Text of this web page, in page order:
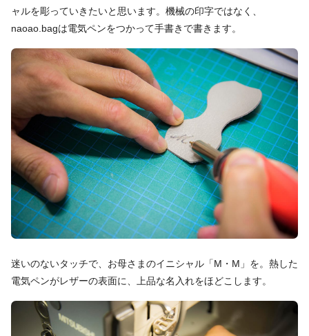
ャルを彫っていきたいと思います。機械の印字ではなく、
naoao.bagは電気ペンをつかって手書きで書きます。
迷いのないタッチで、お母さまのイニシャル「M・M」を。熱した
電気ペンがレザーの表面に、上品な名入れをほどこします。